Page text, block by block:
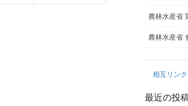
農林水産省
農林水産省
相互リンク
最近の投